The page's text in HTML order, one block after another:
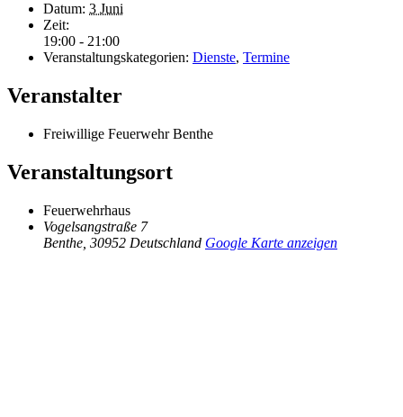
Datum: 3 Juni
Zeit:
19:00 - 21:00
Veranstaltungskategorien: Dienste, Termine
Veranstalter
Freiwillige Feuerwehr Benthe
Veranstaltungsort
Feuerwehrhaus
Vogelsangstraße 7
Benthe 30952 Deutschland Google Karte anzeigen